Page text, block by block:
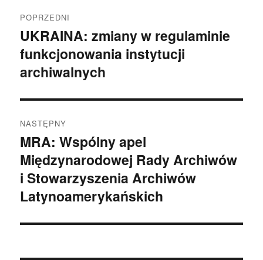
wpisu
POPRZEDNI
Poprzedni
wpis:
UKRAINA: zmiany w regulaminie
funkcjonowania instytucji
archiwalnych
NASTĘPNY
Następny
wpis:
MRA: Wspólny apel
Międzynarodowej Rady Archiwów
i Stowarzyszenia Archiwów
Latynoamerykańskich